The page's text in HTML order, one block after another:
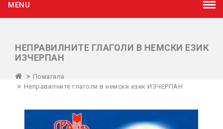
MENU
НЕПРАВИЛНИТЕ ГЛАГОЛИ В НЕМСКИ ЕЗИК
ИЗЧЕРПАН
Помагала
Неправилните глаголи в немски език ИЗЧЕРПАН